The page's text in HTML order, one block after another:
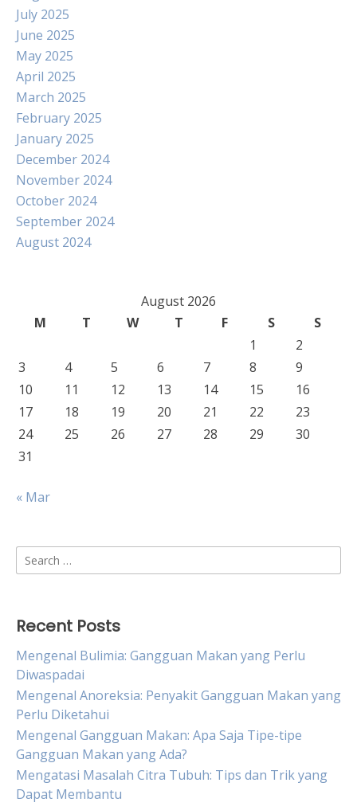
July 2025
June 2025
May 2025
April 2025
March 2025
February 2025
January 2025
December 2024
November 2024
October 2024
September 2024
August 2024
August 2026
M
T W T F S
S
1
2
3
4 5 6 7 8
9
10
11 12 13 14 15
16
17
18 19 20 21 22
23
24
25 26 27 28 29
30
31
« Mar
Search
for:
Recent Posts
Mengenal Bulimia: Gangguan Makan yang Perlu
Diwaspadai
Mengenal Anoreksia: Penyakit Gangguan Makan yang
Perlu Diketahui
Mengenal Gangguan Makan: Apa Saja Tipe-tipe
Gangguan Makan yang Ada?
Mengatasi Masalah Citra Tubuh: Tips dan Trik yang
Dapat Membantu